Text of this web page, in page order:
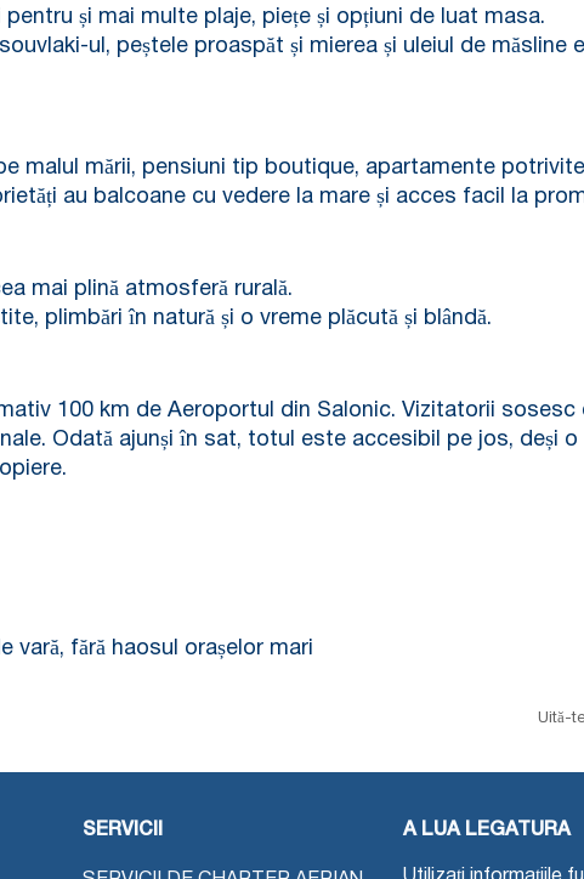
și mai multe plaje, piețe și opțiuni de luat masa.
ul, peștele proaspăt și mierea și uleiul de măsline
malul mării, pensiuni tip boutique, apartamente
au balcoane cu vedere la mare și acces facil la
mai plină atmosferă rurală.
plimbări în natură și o vreme plăcută și blândă.
100 km de Aeroportul din Salonic. Vizitatorii sosesc
Odată ajunși în sat, totul este accesibil pe jos, deși o
vară, fără haosul orașelor mari
Uită-
SERVICII A LUA LEGATURA